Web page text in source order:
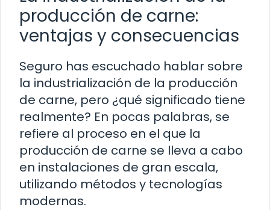
producción de carne:
ventajas y consecuencias
Seguro has escuchado hablar sobre
la industrialización de la producción
de carne, pero ¿qué significado tiene
realmente? En pocas palabras, se
refiere al proceso en el que la
producción de carne se lleva a cabo
en instalaciones de gran escala,
utilizando métodos y tecnologías
modernas.